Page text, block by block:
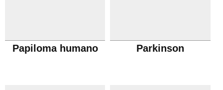
Papiloma humano Parkinson